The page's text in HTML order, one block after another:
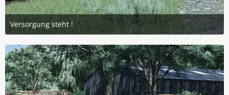
Versorgung steht !
9. Juni 2025 um 16:31
6